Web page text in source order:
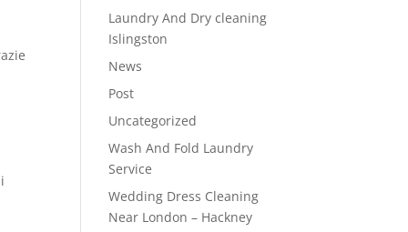
Laundry And Dry cleaning
Islingston
News
Post
Uncategorized
Wash And Fold Laundry
Service
Wedding Dress Cleaning
Near London – Hackney